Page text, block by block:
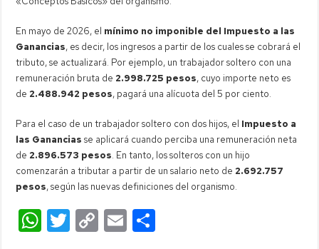
En mayo de 2026, el mínimo no imponible del Impuesto a las
Ganancias, es decir, los ingresos a partir de los cuales se cobrará el
tributo, se actualizará. Por ejemplo, un trabajador soltero con una
remuneración bruta de 2.998.725 pesos, cuyo importe neto es
de 2.488.942 pesos, pagará una alícuota del 5 por ciento.
Para el caso de un trabajador soltero con dos hijos, el Impuesto a
las Ganancias se aplicará cuando perciba una remuneración neta
de 2.896.573 pesos. En tanto, los solteros con un hijo
comenzarán a tributar a partir de un salario neto de 2.692.757
pesos, según las nuevas definiciones del organismo.
W T C E